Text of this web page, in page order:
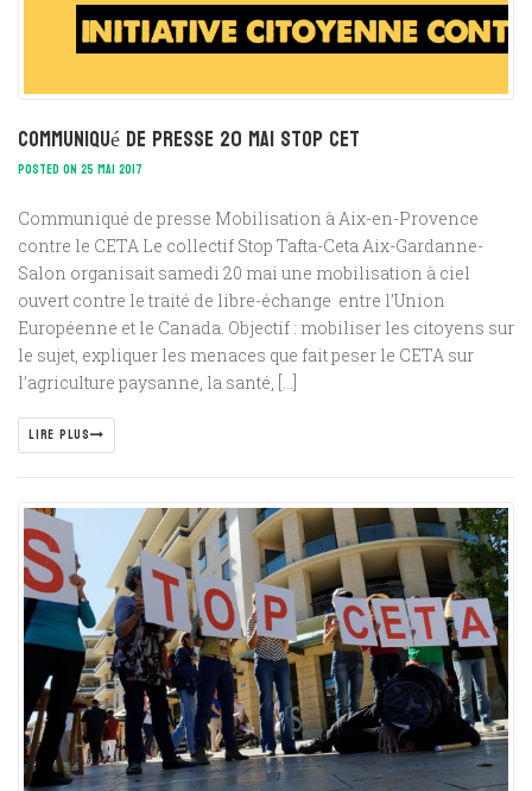
Communiqué de presse 20 mai STOP CET
POSTED ON 25 MAI 2017
Communiqué de presse Mobilisation à Aix-en-Provence
contre le CETA Le collectif Stop Tafta-Ceta Aix-Gardanne-
Salon organisait samedi 20 mai une mobilisation à ciel
ouvert contre le traité de libre-échange entre l’Union
Européenne et le Canada. Objectif : mobiliser les citoyens sur
le sujet, expliquer les menaces que fait peser le CETA sur
l’agriculture paysanne, la santé, […]
LIRE PLUS